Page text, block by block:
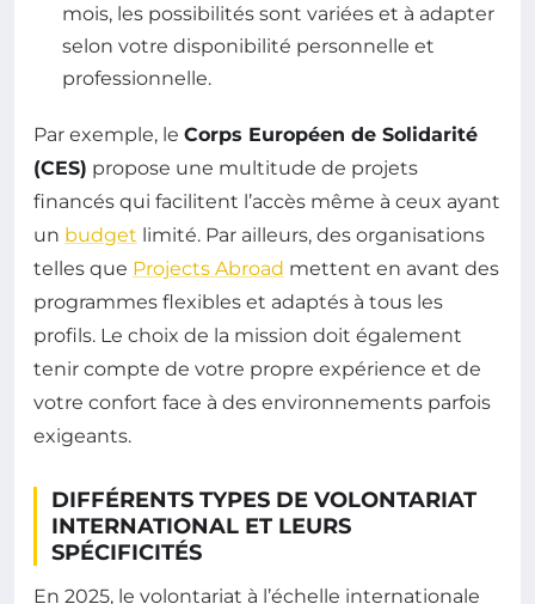
mois, les possibilités sont variées et à adapter
selon votre disponibilité personnelle et
professionnelle.
Par exemple, le Corps Européen de Solidarité
(CES) propose une multitude de projets
financés qui facilitent l’accès même à ceux ayant
un budget limité. Par ailleurs, des organisations
telles que Projects Abroad mettent en avant des
programmes flexibles et adaptés à tous les
profils. Le choix de la mission doit également
tenir compte de votre propre expérience et de
votre confort face à des environnements parfois
exigeants.
DIFFÉRENTS TYPES DE VOLONTARIAT
INTERNATIONAL ET LEURS
SPÉCIFICITÉS
En 2025, le volontariat à l’échelle internationale